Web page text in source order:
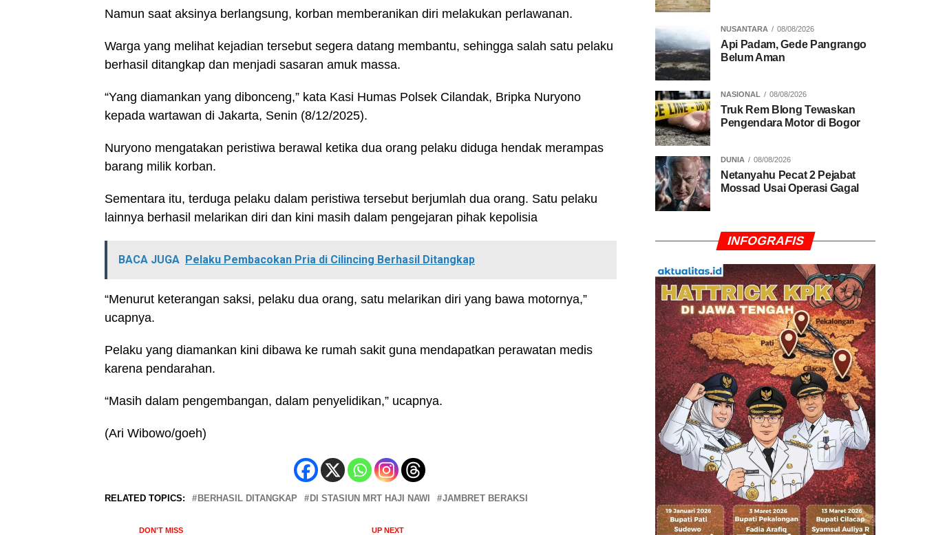
Namun saat aksinya berlangsung, korban memberanikan diri melakukan perlawanan.
Warga yang melihat kejadian tersebut segera datang membantu, sehingga salah satu pelaku
berhasil ditangkap dan menjadi sasaran amuk massa.
“Yang diamankan yang dibonceng,” kata Kasi Humas Polsek Cilandak, Bripka Nuryono
kepada wartawan di Jakarta, Senin (8/12/2025).
Nuryono mengatakan peristiwa berawal ketika dua orang pelaku diduga hendak merampas
barang milik korban.
Sementara itu, terduga pelaku dalam peristiwa tersebut berjumlah dua orang. Satu pelaku
lainnya berhasil melarikan diri dan kini masih dalam pengejaran pihak kepolisia
BACA JUGA Pelaku Pembacokan Pria di Cilincing Berhasil Ditangkap
“Menurut keterangan saksi, pelaku dua orang, satu melarikan diri yang bawa motornya,”
ucapnya.
Pelaku yang diamankan kini dibawa ke rumah sakit guna mendapatkan perawatan medis
karena pendarahan.
“Masih dalam pengembangan, dalam penyelidikan,” ucapnya.
(Ari Wibowo/goeh)
RELATED TOPICS: BERHASIL DITANGKAP DI STASIUN MRT HAJI NAWI JAMBRET BERAKSI
UP NEXT
DON'T MISS
NUSANTARA 08/08/2026
Api Padam, Gede Pangrango
Belum Aman
NASIONAL 08/08/2026
Truk Rem Blong Tewaskan
Pengendara Motor di Bogor
DUNIA 08/08/2026
Netanyahu Pecat 2 Pejabat
Mossad Usai Operasi Gagal
INFOGRAFIS